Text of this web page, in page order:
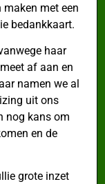
maken met een
bedankkaart.
haar
af aan en
namen we al
uit ons
nog kans om
en de
grote inzet